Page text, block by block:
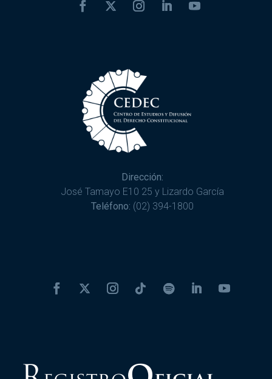
Dirección:
José Tamayo E10 25 y Lizardo García
Teléfono: (02) 394-1800